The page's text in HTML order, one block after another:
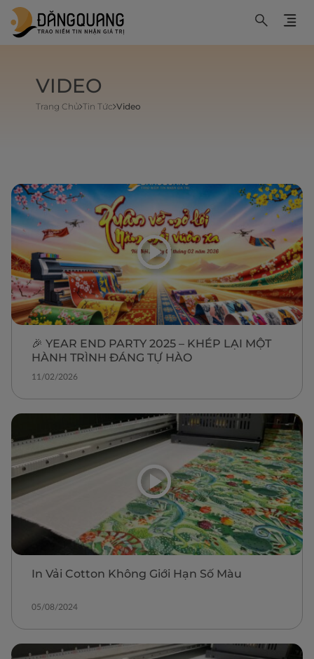
VIDEO
Trang Chủ Tin Tức Video
🎉 YEAR END PARTY 2025 – KHÉP LẠI MỘT
HÀNH TRÌNH ĐÁNG TỰ HÀO
11/02/2026
In Vải Cotton Không Giới Hạn Số Màu
05/08/2024